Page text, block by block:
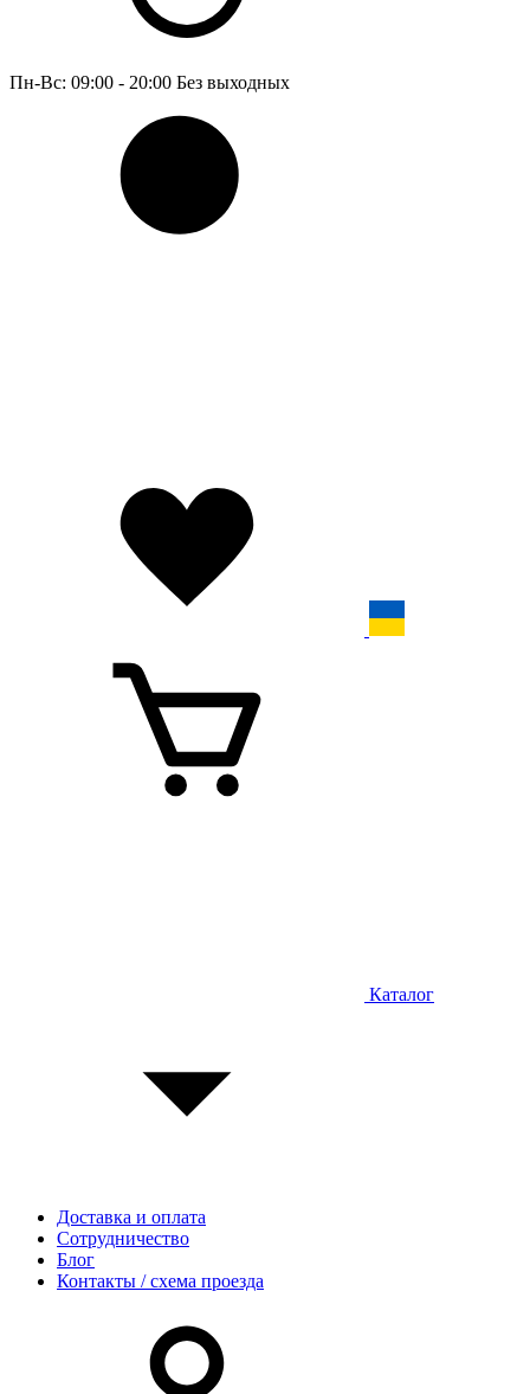
Пн-Вс: 09:00 - 20:00 Без выходных
Каталог
Доставка и оплата
Сотрудничество
Блог
Контакты / схема проезда